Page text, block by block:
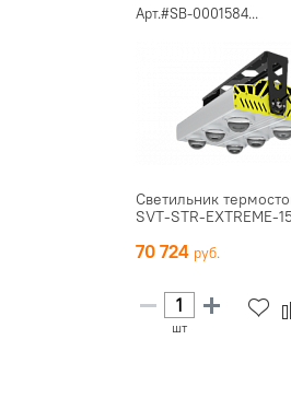
Арт.#SB-0001584...
Светильник
SVT-STR-EXTREME-
70 724
шт